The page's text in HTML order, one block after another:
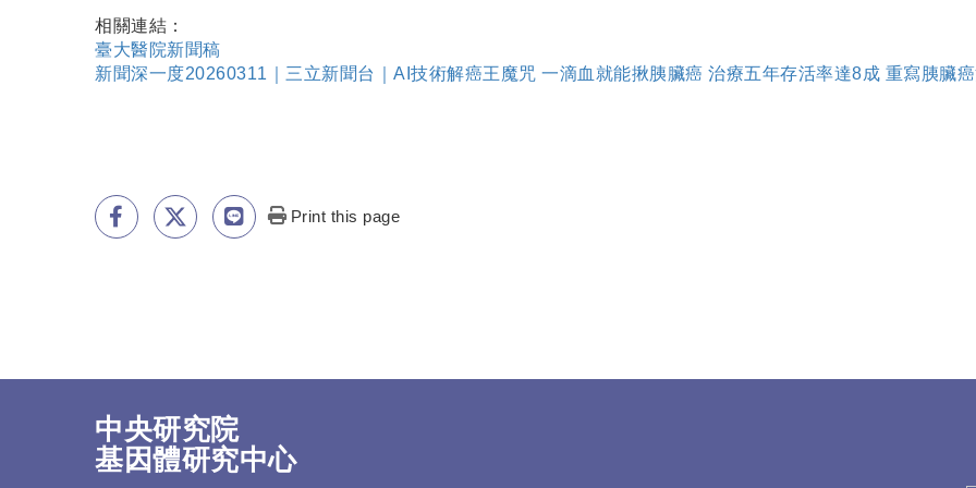
相關連結：
臺大醫院新聞稿
新聞深一度20260311｜三立新聞台｜AI技術解癌王魔咒 一滴血就能揪胰臟癌 治療五年存活率達8成 重寫胰臟
Print this page
中央研究院
基因體研究中心